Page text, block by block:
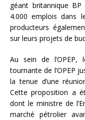
géant britannique
4.000 emplois dans
producteurs
sur leurs projets de
Au sein de l’OPEP,
tournante de l’OPEP
la tenue d’une
Cette proposition a
dont le ministre de
marché pétrolier